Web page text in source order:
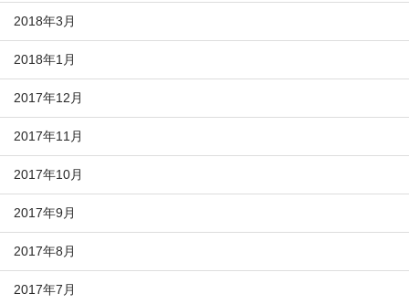
2018年3月
2018年1月
2017年12月
2017年11月
2017年10月
2017年9月
2017年8月
2017年7月